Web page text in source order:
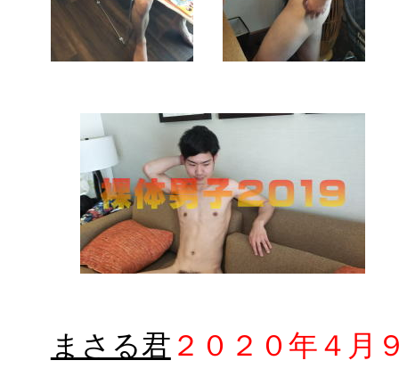
まさる君 ２０２０年４月